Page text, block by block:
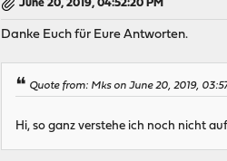
June 20, 2019, 04:52:20 PM
Danke Euch für Eure Antworten.
Quote from: Mks on June 20, 2019,
Hi, so ganz verstehe ich noch nicht